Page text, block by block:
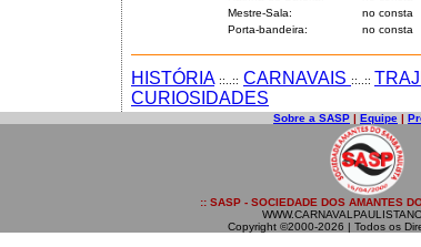
Mestre-Sala:
no consta
Porta-bandeira:
no consta
HISTÓRIA ::..:: CARNAVAIS ::..::
CURIOSIDADES
Sobre a SASP | Equipe |
:: SASP - SOCIEDADE DOS AMANTES
Copyright ©2000-2026 | Todos os